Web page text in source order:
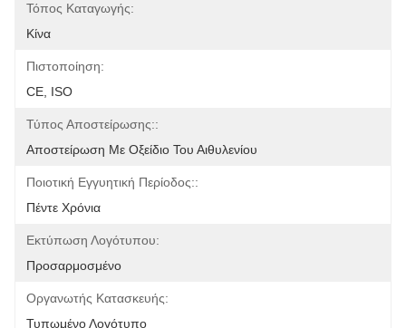
Τόπος Καταγωγής:
Κίνα
Πιστοποίηση:
CE, ISO
Τύπος Αποστείρωσης::
Αποστείρωση Με Οξείδιο Του Αιθυλενίου
Ποιοτική Εγγυητική Περίοδος::
Πέντε Χρόνια
Εκτύπωση Λογότυπου:
Προσαρμοσμένο
Οργανωτής Κατασκευής:
Τυπωμένο Λογότυπο